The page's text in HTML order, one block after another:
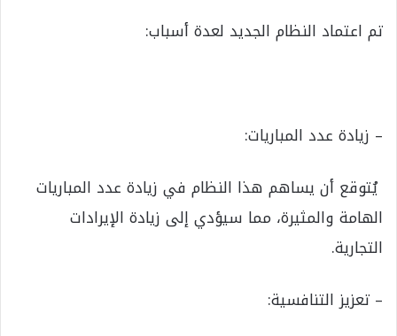
تم اعتماد النظام الجديد لعدة أسباب:
– زيادة عدد المباريات:
يُتوقع أن يساهم هذا النظام في زيادة عدد المباريات
الهامة والمثيرة، مما سيؤدي إلى زيادة الإيرادات
التجارية.
– تعزيز التنافسية: